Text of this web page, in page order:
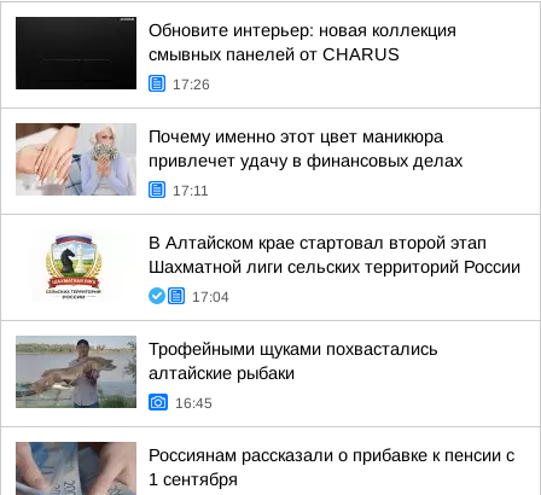
Обновите интерьер: новая коллекция
смывных панелей от CHARUS
17:26
Почему именно этот цвет маникюра
привлечет удачу в финансовых делах
17:11
В Алтайском крае стартовал второй этап
Шахматной лиги сельских территорий России
17:04
Трофейными щуками похвастались
алтайские рыбаки
16:45
Россиянам рассказали о прибавке к пенсии с
1 сентября